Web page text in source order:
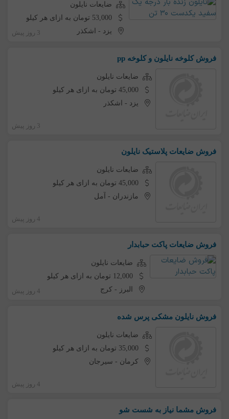
ضایعات نایلون
53,000 تومان به ازای هر کیلو
یزد - اشکذر 3 روز پیش
فروش کلوخه نایلون و کلوخه pp
ضایعات نایلون
45,000 تومان به ازای هر کیلو
یزد - اشکذر
3 روز پیش
فروش ضایعات پلاستیک نایلون
ضایعات نایلون
45,000 تومان به ازای هر کیلو
مازندران - آمل
4 روز پیش
فروش ضایعات پاکت حبابدار
ضایعات نایلون
12,000 تومان به ازای هر کیلو
البرز - کرج 4 روز پیش
فروش نایلون مشکی پرس شده
ضایعات نایلون
35,000 تومان به ازای هر کیلو
کرمان - سیرجان
4 روز پیش
فروش مشما نیاز به شست شو